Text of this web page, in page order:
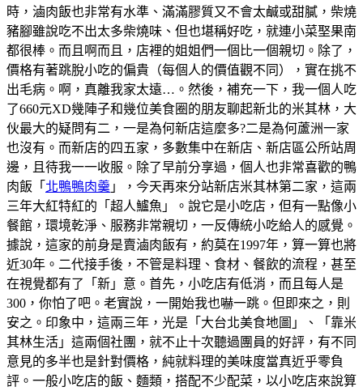
時，滷肉飯也非常有水準、滿滿膠質又不會太鹹或甜膩，柴燒
豬腳雖說吃不出太多柴燒味、但也堪稱好吃，就連小菜埾果南
都很棒。而且啊而且，店裡的姐姐們一個比一個親切。除了，
價格有著跳脫小吃的偏貴（每個人的價值觀不同），實在挑不
出毛病。啊，真離我家太遠…。然後，補充一下，我一個人吃
了660元XD幾陣子和幾位美食圈的朋友聊起新北的米其林，大
伙最大的疑問有二，一是為何新店這麼多?二是為何蘆洲一家
也沒有。而新店的四五家，多數集中在新店、新店區公所站周
邊，且待我一一收服。除了早前分享過，個人也非常喜歡的鴨
肉飯「 北鴨鴨肉羹 」，今天再來分站新店米其林第二家，這兩
三年大紅特紅的「超人鱸魚」。說它是小吃店，但有一點像小
餐館，環境乾淨、服務非常親切，一反傳統小吃給人的感覺。
據說，這家的前身是賣滷肉飯有，約莫在1997年，算一算也將
近30年。二代接手後，不管是料理、食材、餐飲的流程，甚至
在視覺都有了「新」意。首先，小吃店有低消，而且每人是
300，你怕了吧。老實說，一開始我也嚇一跳。但即來之，則
安之。印象中，這兩三年，光是「大台北美食地圖」、「靠米
其林生活」這兩個社團，就不止十次聽過團員的好評，有不同
意見的多半也是針對價格，純就料理的美味度當真近乎零負
評。一般小吃店的飯、麵類，搭配不少配菜，以小吃店來說算